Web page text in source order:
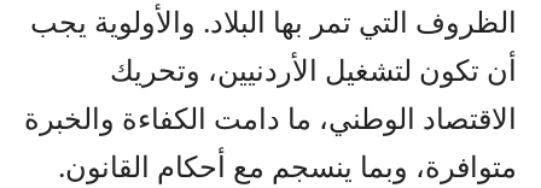
الظروف التي تمر بها البلاد. والأولوية يجب
أن تكون لتشغيل الأردنيين، وتحريك
الاقتصاد الوطني، ما دامت الكفاءة والخبرة
متوافرة، وبما ينسجم مع أحكام القانون.